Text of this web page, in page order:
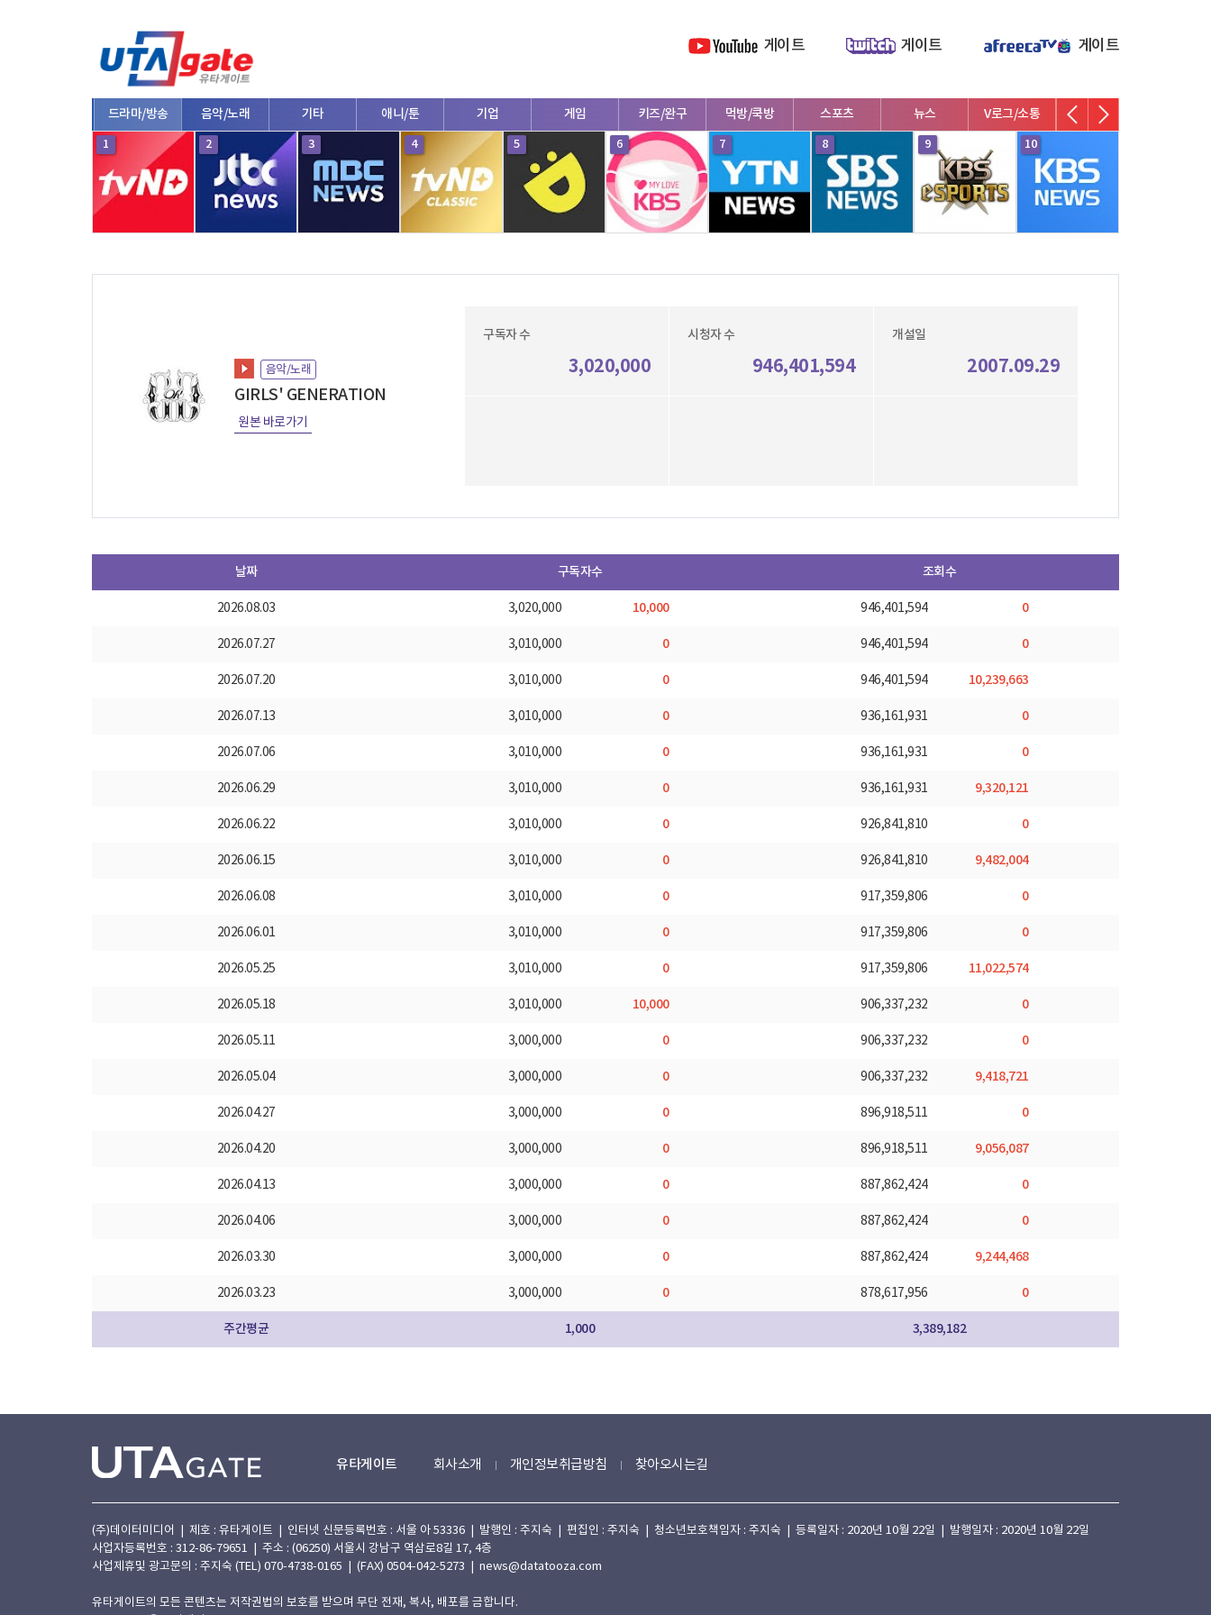
게이트 게이트 게이트
드라마/방송 음악/노래 기타 애니/툰 기업 게임 키즈/완구 먹방/쿡방 스포츠 뉴스 V로그/소통 영화/뮤지컬
1 2 3 4 5 6 7 8 9 10
음악/노래
GIRLS' GENERATION
원본 바로가기
구독자 수
3,020,000
시청자 수
946,401,594
개설일
2007.09.29
날짜 구독자수 조회수
2026.08.03 3,020,000 10,000 946,401,594 0
2026.07.27 3,010,000 0 946,401,594 0
2026.07.20 3,010,000 0 946,401,594 10,239,663
2026.07.13 3,010,000 0 936,161,931 0
2026.07.06 3,010,000 0 936,161,931 0
2026.06.29 3,010,000 0 936,161,931 9,320,121
2026.06.22 3,010,000 0 926,841,810 0
2026.06.15 3,010,000 0 926,841,810 9,482,004
2026.06.08 3,010,000 0 917,359,806 0
2026.06.01 3,010,000 0 917,359,806 0
2026.05.25 3,010,000 0 917,359,806 11,022,574
2026.05.18 3,010,000 10,000 906,337,232 0
2026.05.11 3,000,000 0 906,337,232 0
2026.05.04 3,000,000 0 906,337,232 9,418,721
2026.04.27 3,000,000 0 896,918,511 0
2026.04.20 3,000,000 0 896,918,511 9,056,087
2026.04.13 3,000,000 0 887,862,424 0
2026.04.06 3,000,000 0 887,862,424 0
2026.03.30 3,000,000 0 887,862,424 9,244,468
2026.03.23 3,000,000 0 878,617,956 0
주간평균 1,000 3,389,182
유타게이트 회사소개 개인정보취급방침 찾아오시는길
(주)데이터미디어 | 제호 : 유타게이트 | 인터넷 신문등록번호 : 서울 아 53336 | 발행인 : 주지숙 | 편집인 : 주지숙 | 청소년보호책임자 : 주지숙 | 등록일자 : 2020년 10월 22일 | 발행일자 : 2020년 10월 22일
사업자등록번호 : 312-86-79651 | 주소 : (06250) 서울시 강남구 역삼로8길 17, 4층
사업제휴및 광고문의 : 주지숙 (TEL) 070-4738-0165 | (FAX) 0504-042-5273 | news@datatooza.com
유타게이트의 모든 콘텐츠는 저작권법의 보호를 받으며 무단 전재, 복사, 배포를 금합니다.